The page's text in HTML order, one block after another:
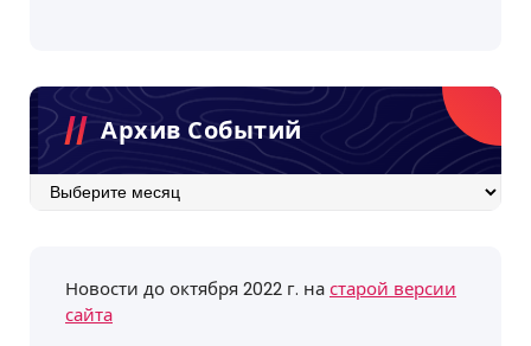
Архив Событий
Архив
Новости до октября 2022 г. настарой версии
сайта